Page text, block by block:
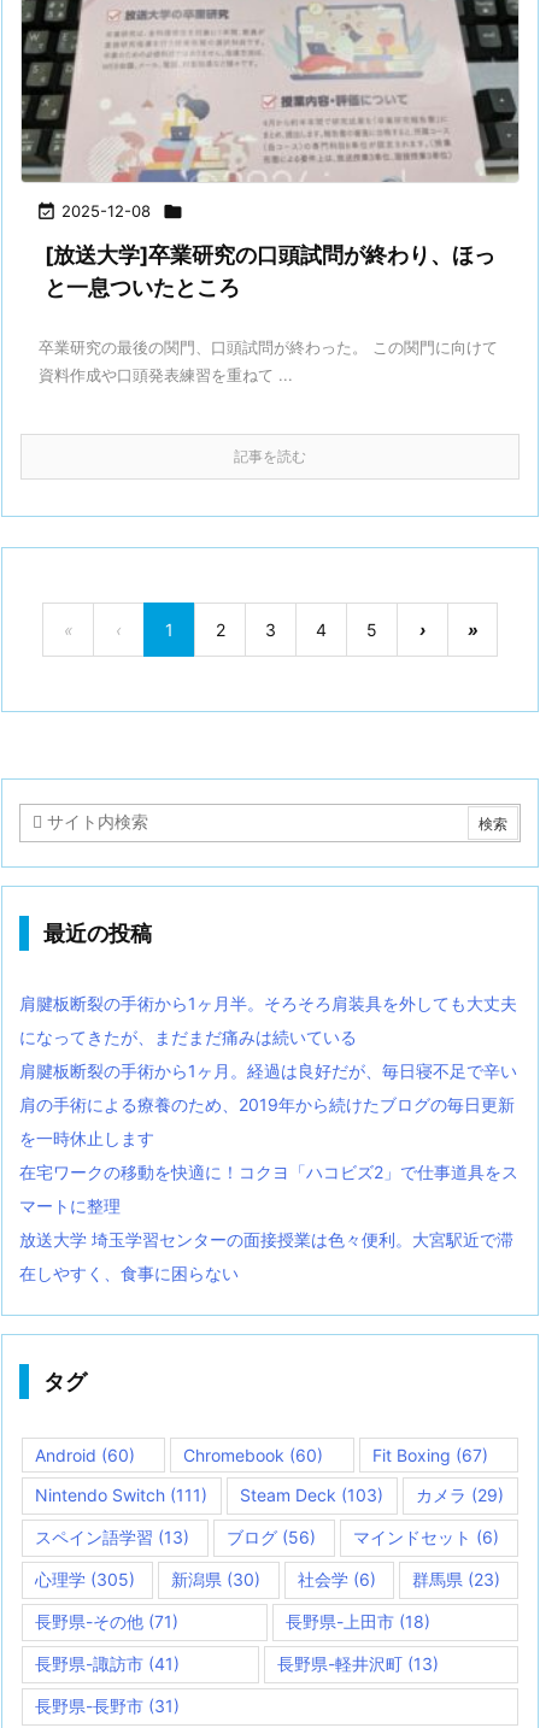
 2025-12-08 
[放送大学]卒業研究の口頭試問が終わり、ほっ
と一息ついたところ
卒業研究の最後の関門、口頭試問が終わった。 この関門に向けて
資料作成や口頭発表練習を重ねて ...
記事を読む
« ‹ 1 2 3 4 5 › »
最近の投稿
肩腱板断裂の手術から1ヶ月半。そろそろ肩装具を外しても大丈夫
になってきたが、まだまだ痛みは続いている
肩腱板断裂の手術から1ヶ月。経過は良好だが、毎日寝不足で辛い
肩の手術による療養のため、2019年から続けたブログの毎日更新
を一時休止します
在宅ワークの移動を快適に！コクヨ「ハコビズ2」で仕事道具をス
マートに整理
放送大学 埼玉学習センターの面接授業は色々便利。大宮駅近で滞
在しやすく、食事に困らない
タグ
Android (60) Chromebook (60) Fit Boxing (67)
Nintendo Switch (111) Steam Deck (103) カメラ (29)
スペイン語学習 (13) ブログ (56) マインドセット (6)
心理学 (305) 新潟県 (30) 社会学(6) 群馬県 (23)
長野県-その他 (71) 長野県-上田市(18)
長野県-諏訪市 (41) 長野県-軽井沢町 (13)
長野県-長野市 (31)